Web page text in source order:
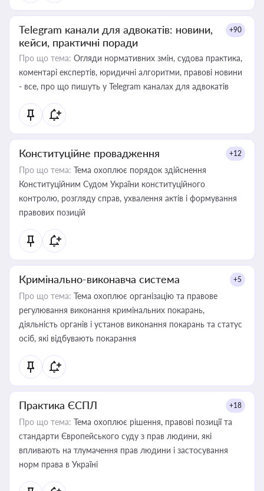
Telegram канали для адвокатів: новини,
кейси, практичні поради
+90
Про що тема: Огляди нормативних змін, судова практика,
коментарі експертів, юридичні алгоритми, правові новини
- все, про що пишуть у Telegram каналах для адвокатів
Конституційне провадження +12
Про що тема: Тема охоплює порядок здійснення
Конституційним Судом України конституційного
контролю, розгляду справ, ухвалення актів і формування
правових позицій
Кримінально-виконавча система +5
Про що тема: Тема охоплює організацію та правове
регулювання виконання кримінальних покарань,
діяльність органів і установ виконання покарань та статус
осіб, які відбувають покарання
Практика ЄСПЛ +18
Про що тема: Тема охоплює рішення, правові позиції та
стандарти Європейського суду з прав людини, які
впливають на тлумачення прав людини і застосування
норм права в Україні